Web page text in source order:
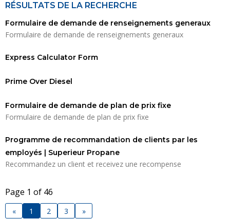
RÉSULTATS DE LA RECHERCHE
Formulaire de demande de renseignements generaux
Formulaire de demande de renseignements generaux
Express Calculator Form
Prime Over Diesel
Formulaire de demande de plan de prix fixe
Formulaire de demande de plan de prix fixe
Programme de recommandation de clients par les
employés | Superieur Propane
Recommandez un client et receivez une recompense
Page 1 of 46
« 1 2 3 »